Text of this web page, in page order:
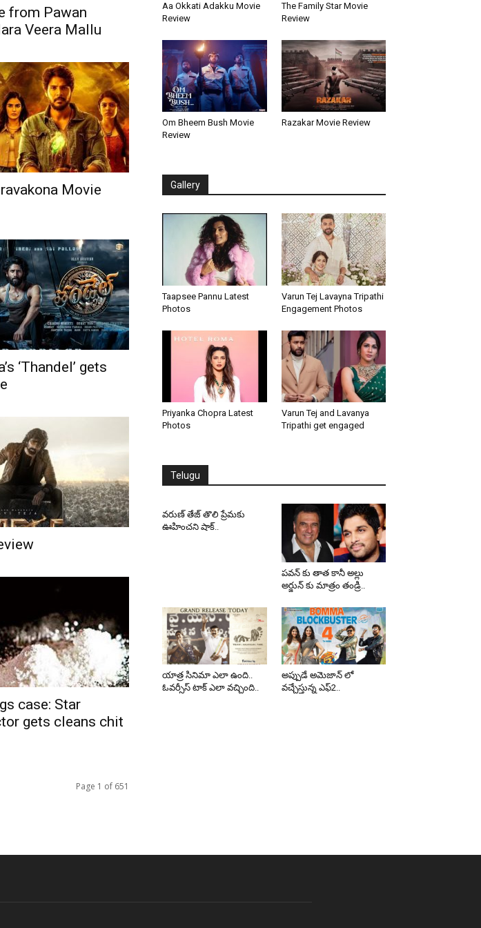
from Pawan
Veera Mallu
Movie
‘Thandel’ gets
case: Star
gets cleans chit
Page 1 of 651
Aa Okkati Adakku Movie
Review
The Family Star Movie
Review
Om Bheem Bush Movie
Review
Razakar Movie Review
Gallery
Taapsee Pannu Latest
Photos
Varun Tej Lavayna Tripathi
Engagement Photos
Priyanka Chopra Latest
Photos
Varun Tej and Lavanya
Tripathi get engaged
Telugu
వరుణ్ తేజ్ తొలి ప్రేమకు
ఊహించని షాక్..
పవన్ కు తాత కానీ అల్లు
అర్జున్ కు మాత్రం తండ్రి..
యాత్ర సినిమా ఎలా ఉంది..
ఓవర్సీస్ టాక్ ఎలా వచ్చింది..
అప్పుడే అమెజాన్ లో
వచ్చేస్తున్న ఎఫ్2..